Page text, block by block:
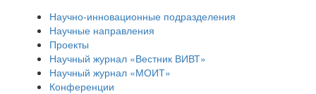
Научно-инновационные подразделения
Научные направления
Проекты
Научный журнал «Вестник ВИВТ»
Научный журнал «МОИТ»
Конференции